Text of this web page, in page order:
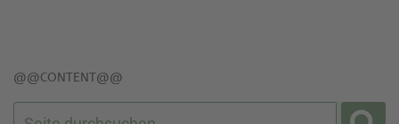
@@CONTENT@@